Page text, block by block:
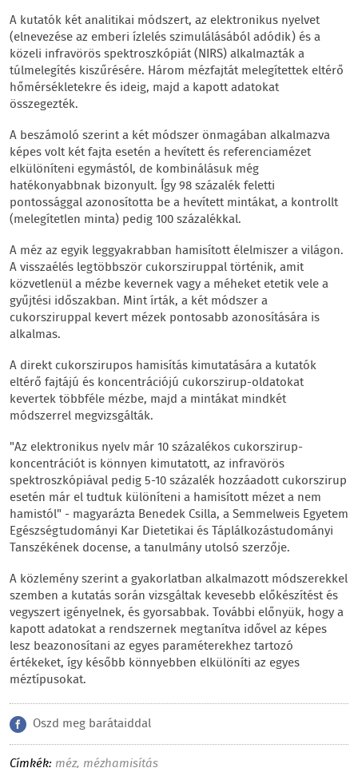
A kutatók két analitikai módszert, az elektronikus nyelvet
(elnevezése az emberi ízlelés szimulálásából adódik) és a
közeli infravörös spektroszkópiát (NIRS) alkalmazták a
túlmelegítés kiszűrésére. Három mézfajtát melegítettek eltérő
hőmérsékletekre és ideig, majd a kapott adatokat
összegezték.
A beszámoló szerint a két módszer önmagában alkalmazva
képes volt két fajta esetén a hevített és referenciamézet
elkülöníteni egymástól, de kombinálásuk még
hatékonyabbnak bizonyult. Így 98 százalék feletti
pontossággal azonosította be a hevített mintákat, a kontrollt
(melegítetlen minta) pedig 100 százalékkal.
A méz az egyik leggyakrabban hamisított élelmiszer a világon.
A visszaélés legtöbbször cukorsziruppal történik, amit
közvetlenül a mézbe kevernek vagy a méheket etetik vele a
gyűjtési időszakban. Mint írták, a két módszer a
cukorsziruppal kevert mézek pontosabb azonosítására is
alkalmas.
A direkt cukorszirupos hamisítás kimutatására a kutatók
eltérő fajtájú és koncentrációjú cukorszirup-oldatokat
kevertek többféle mézbe, majd a mintákat mindkét
módszerrel megvizsgálták.
"Az elektronikus nyelv már 10 százalékos cukorszirup-
koncentrációt is könnyen kimutatott, az infravörös
spektroszkópiával pedig 5-10 százalék hozzáadott cukorszirup
esetén már el tudtuk különíteni a hamisított mézet a nem
hamistól" - magyarázta Benedek Csilla, a Semmelweis Egyetem
Egészségtudományi Kar Dietetikai és Táplálkozástudományi
Tanszékének docense, a tanulmány utolsó szerzője.
A közlemény szerint a gyakorlatban alkalmazott módszerekkel
szemben a kutatás során vizsgáltak kevesebb előkészítést és
vegyszert igényelnek, és gyorsabbak. További előnyük, hogy a
kapott adatokat a rendszernek megtanítva idővel az képes
lesz beazonosítani az egyes paraméterekhez tartozó
értékeket, így később könnyebben elkülöníti az egyes
méztípusokat.
Oszd meg barátaiddal
Címkék: méz, mézhamisítás